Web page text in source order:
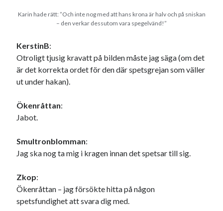
Karin hade rätt: ”Och inte nog med att hans krona är halv och på sniskan
– den verkar dessutom vara spegelvänd!”
KerstinB:
Otroligt tjusig kravatt på bilden måste jag säga (om det
är det korrekta ordet för den där spetsgrejan som väller
ut under hakan).
Ökenråttan:
Jabot.
Smultronblomman:
Jag ska nog ta mig i kragen innan det spetsar till sig.
Zkop:
Ökenråttan – jag försökte hitta på någon
spetsfundighet att svara dig med.